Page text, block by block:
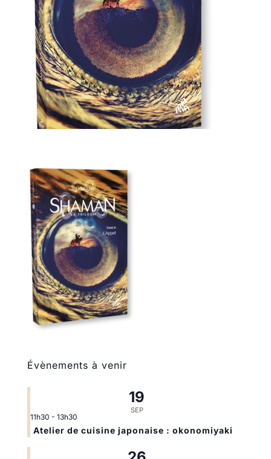
Évènements à venir
19
SEP
11h30 - 13h30
Atelier de cuisine japonaise : okonomiyaki